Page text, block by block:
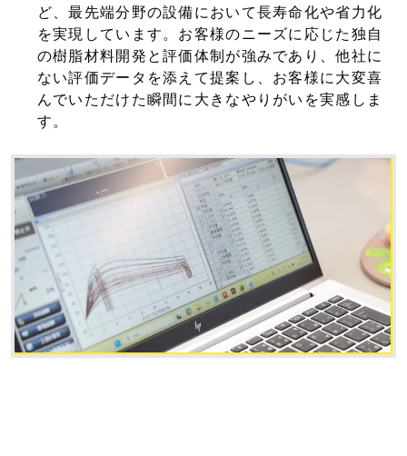
ど、最先端分野の設備において長寿命化や省力化
を実現しています。お客様のニーズに応じた独自
の樹脂材料開発と評価体制が強みであり、他社に
ない評価データを添えて提案し、お客様に大変喜
んでいただけた瞬間に大きなやりがいを実感しま
す。